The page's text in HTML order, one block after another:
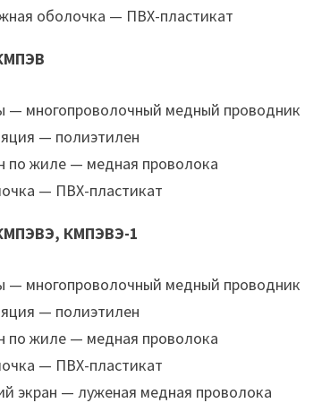
оболочка — ПВХ-пластикат
многопроволочный медный проводник
— полиэтилен
по жиле — медная проволока
— ПВХ-пластикат
КМПЭВЭ-1
многопроволочный медный проводник
— полиэтилен
по жиле — медная проволока
— ПВХ-пластикат
экран — луженая медная проволока